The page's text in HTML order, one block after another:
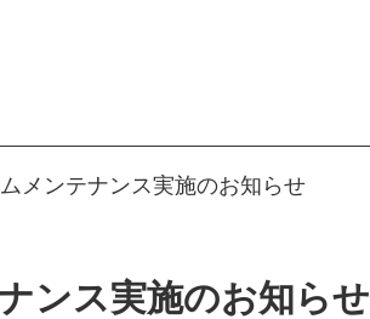
メンテナンス実施のお知らせ
ンス実施のお知らせ